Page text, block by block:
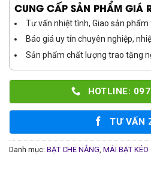
CUNG CẤP SẢN PHẨM GIÁ
Tư vấn nhiệt tình, Giao sản
Báo giá uy tín chuyên nghiệp,
Sản phẩm chất lượng trao tặng
HOTLINE:
TƯ VẤN
Danh mục: BẠT CHE NẮNG, MÁI BẠT KÉO